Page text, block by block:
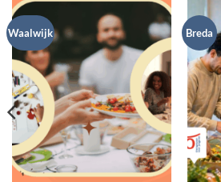
Waalwijk Breda